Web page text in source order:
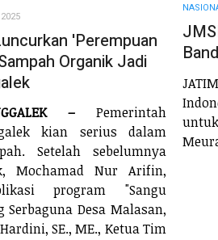
'Perempuan
Organik Jadi
– Pemerintah
kian serius dalam
Setelah sebelumnya
Mochamad Nur Arifin,
program "Sangu
Serbaguna Desa Malasan,
SE., ME., Ketua Tim